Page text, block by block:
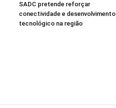
SADC pretende reforçar
conectividade e desenvolvimento
tecnológico na região